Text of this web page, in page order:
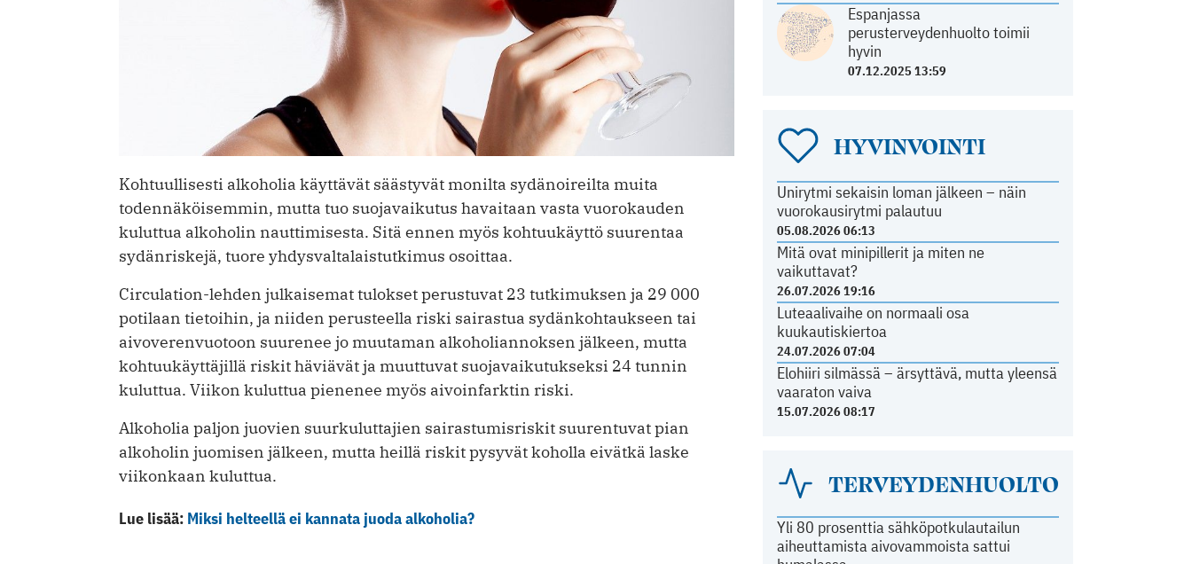
Espanjassa
perusterveydenhuolto toimii
hyvin
07.12.2025 13:59
HYVINVOINTI
Unirytmi sekaisin loman jälkeen – näin
vuorokausirytmi palautuu
05.08.2026 06:13
Mitä ovat minipillerit ja miten ne
vaikuttavat?
26.07.2026 19:16
Luteaalivaihe on normaali osa
kuukautiskiertoa
24.07.2026 07:04
Elohiiri silmässä – ärsyttävä, mutta yleensä
vaaraton vaiva
15.07.2026 08:17
TERVEYDENHUOLTO
Yli 80 prosenttia sähköpotkulautailun
aiheuttamista aivovammoista sattui
Kohtuullisesti alkoholia käyttävät säästyvät monilta sydänoireilta muita
todennäköisemmin, mutta tuo suojavaikutus havaitaan vasta vuorokauden
kuluttua alkoholin nauttimisesta. Sitä ennen myös kohtuukäyttö suurentaa
sydänriskejä, tuore yhdysvaltalaistutkimus osoittaa.
Circulation-lehden julkaisemat tulokset perustuvat 23 tutkimuksen ja 29 000
potilaan tietoihin, ja niiden perusteella riski sairastua sydänkohtaukseen tai
aivoverenvuotoon suurenee jo muutaman alkoholiannoksen jälkeen, mutta
kohtuukäyttäjillä riskit häviävät ja muuttuvat suojavaikutukseksi 24 tunnin
kuluttua. Viikon kuluttua pienenee myös aivoinfarktin riski.
Alkoholia paljon juovien suurkuluttajien sairastumisriskit suurentuvat pian
alkoholin juomisen jälkeen, mutta heillä riskit pysyvät koholla eivätkä laske
viikonkaan kuluttua.
Lue lisää: Miksi helteellä ei kannata juoda alkoholia?